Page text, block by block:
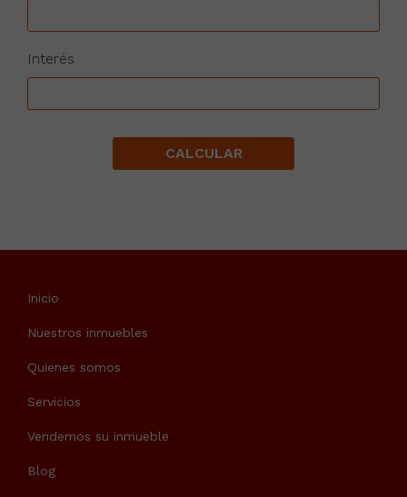
Interés
CALCULAR
Inicio
Nuestros inmuebles
Quienes somos
Servicios
Vendemos su inmueble
Blog